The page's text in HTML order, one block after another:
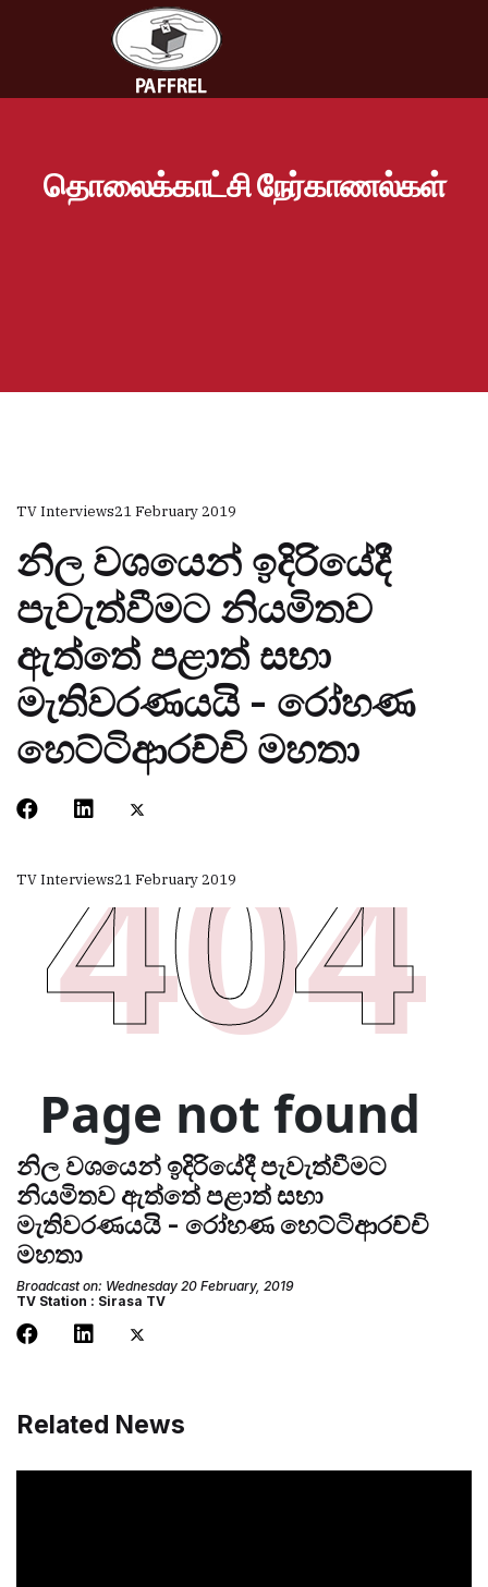
தொலைக்காட்சி நேர்காணல்கள்
TV Interviews21 February 2019
නිල වශයෙන් ඉදිරියේදී
පැවැත්වීමට නියමිතව
ඇත්තේ පළාත් සභා
මැතිවරණයයි - රෝහණ
හෙට්ටිආරච්චි මහතා
TV Interviews21 February 2019
නිල වශයෙන් ඉදිරියේදී පැවැත්වීමට
නියමිතව ඇත්තේ පළාත් සභා
මැතිවරණයයි - රෝහණ හෙට්ටිආරච්චි
මහතා
Broadcast on: Wednesday 20 February, 2019
TV Station : Sirasa TV
Related News